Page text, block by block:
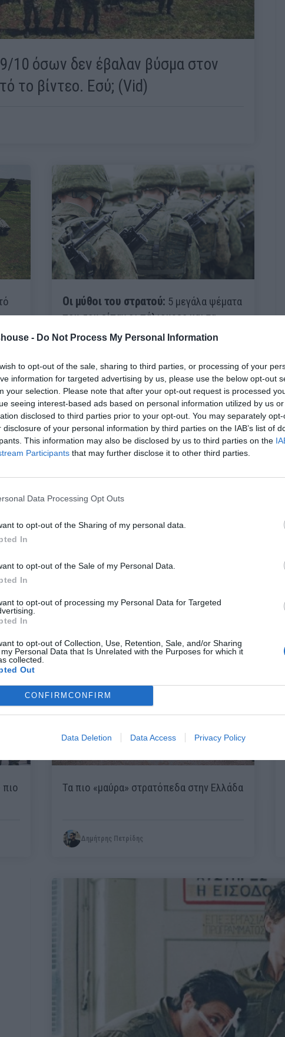
- Do Not Process My Personal Information
to opt-out of the sale, sharing to third parties, or processing of your
information for targeted advertising by us, please use the below opt-out
your selection. Please note that after your opt-out request is processed
seeing interest-based ads based on personal information utilized by us
disclosed to third parties prior to your opt-out. You may separately
disclosure of your personal information by third parties on the IAB’s list of
This information may also be disclosed by us to third parties on the
Participants that may further disclose it to other third parties.
Data Processing Opt Outs
to opt-out of the Sharing of my personal data.
In
to opt-out of the Sale of my Personal Data.
In
to opt-out of processing my Personal Data for Targeted
In
to opt-out of Collection, Use, Retention, Sale, and/or Sharing
Personal Data that Is Unrelated with the Purposes for which it
collected.
Out
CONFIRM CONFIRM
Data Deletion Data Access Privacy Policy
10 όσων δεν έβαλαν βύσμα στον
το βίντεο. Εσύ; (Vid)
Οι μύθοι του στρατού: 5 μεγάλα ψέματα
που σου είπαν οι πάλιουρες και τα
κατάπιες αμάσητα
Δημήτρης Πετρίδης
υπηρετήσει στον Έβρο μπορείς να
πιο
Τα πιο «μαύρα» στρατόπεδα στην Ελλάδα
Δημήτρης Πετρίδης